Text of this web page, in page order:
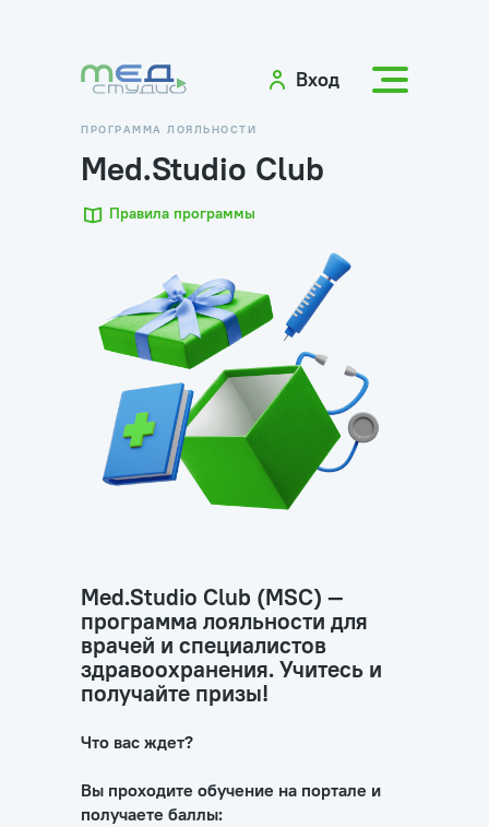
Вход
ПРОГРАММА ЛОЯЛЬНОСТИ
Med.Studio Club
Правила программы
Med.Studio Club (MSC) —
программа лояльности для
врачей и специалистов
здравоохранения. Учитесь и
получайте призы!
Что вас ждет?
Вы проходите обучение на портале и
получаете баллы: